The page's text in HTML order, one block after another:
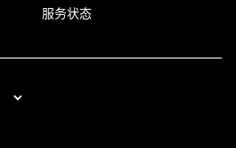
服务状态